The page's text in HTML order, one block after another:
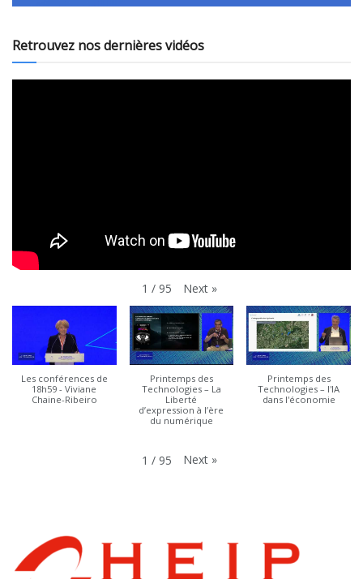
Retrouvez nos dernières vidéos
1 / 95 Next »
Les conférences de
18h59 - Viviane
Chaine-Ribeiro
Printemps des
Technologies – La
Liberté
d’expression à l’ère
du numérique
Printemps des
Technologies – l'IA
dans l'économie
1 / 95 Next »